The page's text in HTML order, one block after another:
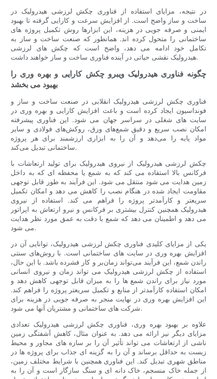
در نتیجه، مزایای استفاده از فناوری چکش لرزشی هیدرولیک در
ساخت و ساز واضح است. از افزایش سرعت و کارایی گرفته تا بهبود
ایمنی و صرفه جویی در هزینه، این ابزارها روش تکمیل پروژه های
ساختمانی را متحول کرده اند. همانطور که صنعت ساخت و ساز به
تکامل خود ادامه می دهد، واضح است که چکش های لرزشی
هیدرولیک نقشی حیاتی در آینده فناوری ساخت و ساز خواهند داشت.
چگونه فناوری هیدرولیک ویبرو چکش کارایی و بهره وری را
بهبود می بخشد
فناوری چکش لرزشی هیدرولیک انقلابی در صنعت ساخت و ساز و
فونداسیون ایجاد کرده است و باعث افزایش کارایی و بهره وری در
سایت های شغلی در سراسر جهان می شود. این فناوری پیشرفته
امکان نصب سریع و دقیق شمع‌های ورق، روکش‌های فولادی و سایر
مواد پایه را می‌دهد و آن را به ابزاری ارزشمند برای هر پروژه
ساختمانی تبدیل می‌کند.
چکش لرزشی هیدرولیک از نیروی هیدرولیک برای تولید ارتعاشات با
فرکانس بالا استفاده می کند که به شمع یا محفظه ای که به داخل
زمین هدایت می شود منتقل می شود. این فرآیند به طور قابل توجهی
مقاومت ایجاد شده در هنگام نصب را کاهش می دهد و امکان تکمیل
سریعتر و کارآمدتر پروژه را فراهم می کند. استفاده از نیروی
هیدرولیک همچنین کنترل بیشتری بر فرکانس و نیرو ارتعاش به اپراتور
می دهد و اطمینان می دهد که شمع با دقت به عمق مورد نظر هدایت
می شود.
یکی از مزایای کلیدی فناوری چکش لرزشی هیدرولیک، توانایی آن در
افزایش بهره وری در سایت های ساختمانی است. با روش‌های سنتی
راندن شمع، این فرآیند می‌تواند زمان‌بر و کار فشرده باشد. با این حال،
استفاده از چکش لرزشی هیدرولیک می تواند زمان و نیروی انسانی
مورد نیاز برای راندن شمع ها را به میزان قابل توجهی کاهش دهد و
امکان استفاده کارآمدتر از منابع و تکمیل سریعتر پروژه را فراهم کند.
این افزایش بهره وری در نهایت منجر به صرفه جویی در هزینه برای
شرکت های ساختمانی و مشتریان آنها می شود.
علاوه بر بهبود بهره وری، فناوری چکش لرزشی هیدرولیک تعدادی
مزایای دیگر نیز ارائه می دهد. به عنوان مثال، کاهش آشفتگی زمین
ناشی از ارتعاشات می تواند تأثیر آن را بر سازه های مجاور و محیط
زیست به حداقل برساند و آن را به گزینه ای جذاب برای پروژه ها در
مناطق شهری تبدیل کند. این فناوری همچنین با شرایط مختلف زمین،
از جمله خاک منسجم، خاک دانه ای و سنگ سازگار است و آن را به